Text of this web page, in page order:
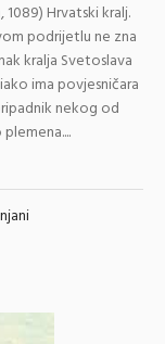
1089) Hrvatski kralj.
podrijetlu ne zna
kralja Svetoslava
ima povjesničara
nekog od